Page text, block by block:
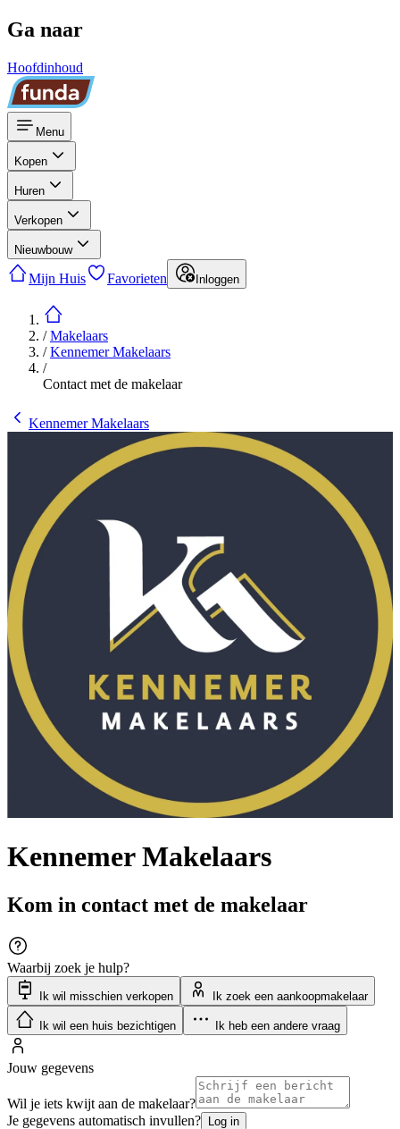
Ga naar
Hoofdinhoud
Menu
Kopen
Huren
Verkopen
Nieuwbouw
Mijn Huis Favorieten Inloggen
/Makelaars
/Kennemer Makelaars
/
Contact met de makelaar
Kennemer Makelaars
Kennemer Makelaars
Kom in contact met de makelaar
Waarbij zoek je hulp?
Ik wil misschien verkopen Ik zoek een aankoopmakelaar
Ik wil een huis bezichtigen Ik heb een andere vraag
Jouw gegevens
Wil je iets kwijt aan de makelaar?
Je gegevens automatisch invullen? Log in